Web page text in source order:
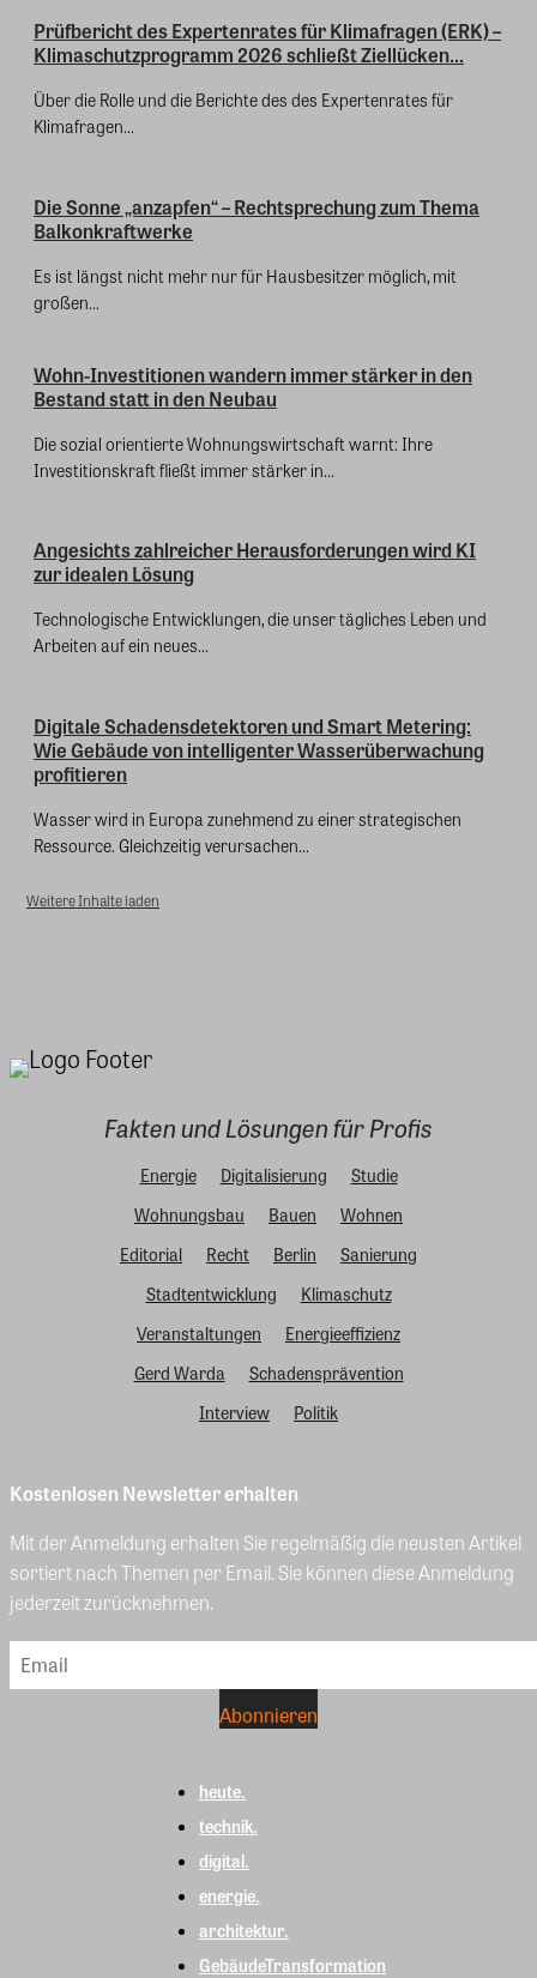
Prüfbericht des Expertenrates für Klimafragen (ERK) –
Klimaschutzprogramm 2026 schließt Ziellücken...
Über die Rolle und die Berichte des des Expertenrates für
Klimafragen...
Die Sonne „anzapfen“ – Rechtsprechung zum Thema
Balkonkraftwerke
Es ist längst nicht mehr nur für Hausbesitzer möglich, mit
großen...
Wohn-Investitionen wandern immer stärker in den
Bestand statt in den Neubau
Die sozial orientierte Wohnungswirtschaft warnt: Ihre
Investitionskraft fließt immer stärker in...
Angesichts zahlreicher Herausforderungen wird KI
zur idealen Lösung
Technologische Entwicklungen, die unser tägliches Leben und
Arbeiten auf ein neues...
Digitale Schadensdetektoren und Smart Metering:
Wie Gebäude von intelligenter Wasserüberwachung
profitieren
Wasser wird in Europa zunehmend zu einer strategischen
Ressource. Gleichzeitig verursachen...
Weitere Inhalte laden
Fakten und Lösungen für Profis
Energie Digitalisierung
Studie
Wohnungsbau
Bauen
Wohnen
Editorial
Recht Berlin
Sanierung
Stadtentwicklung
Klimaschutz
Veranstaltungen
Energieeffizienz
Gerd Warda
Schadensprävention
Interview
Politik
Kostenlosen Newsletter erhalten
Mit der Anmeldung erhalten Sie regelmäßig die neusten Artikel
sortiert nach Themen per Email. Sie können diese Anmeldung
jederzeit zurücknehmen.
heute.
technik.
digital.
energie.
architektur.
GebäudeTransformation